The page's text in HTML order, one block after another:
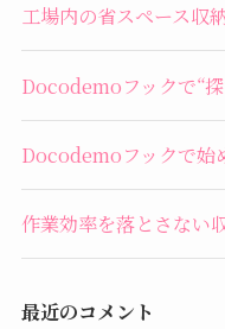
工場内の省スペース収
Docodemoフックで“
Docodemoフックで始
作業効率を落とさない
最近のコメント